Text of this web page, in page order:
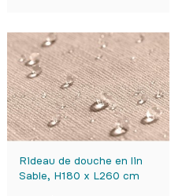
Rideau de douche en lin
Sable, H180 x L260 cm